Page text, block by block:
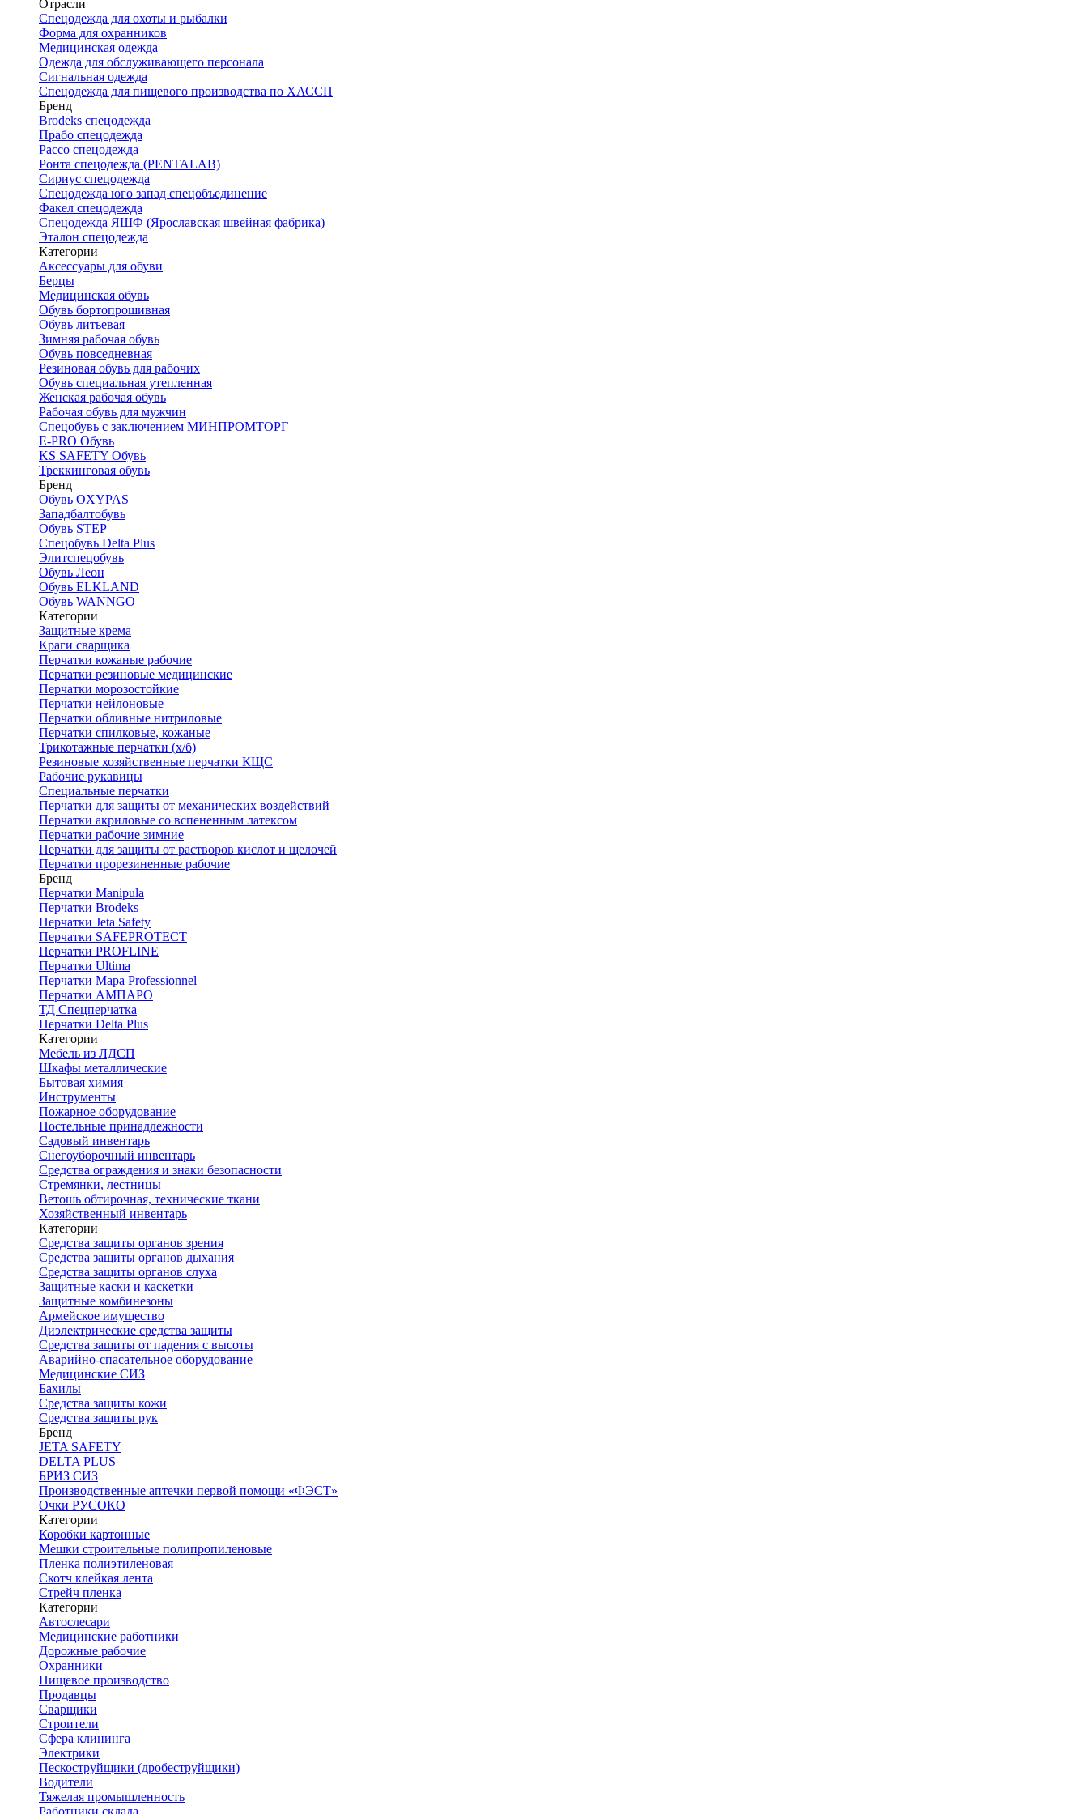
Отрасли
Спецодежда для охоты и рыбалки
Форма для охранников
Медицинская одежда
Одежда для обслуживающего персонала
Сигнальная одежда
Спецодежда для пищевого производства по ХАССП
Бренд
Brodeks спецодежда
Прабо спецодежда
Рассо спецодежда
Ронта спецодежда (PENTALAB)
Сириус спецодежда
Спецодежда юго запад спецобъединение
Факел спецодежда
Спецодежда ЯШФ (Ярославская швейная фабрика)
Эталон спецодежда
Категории
Аксессуары для обуви
Берцы
Медицинская обувь
Обувь бортопрошивная
Обувь литьевая
Зимняя рабочая обувь
Обувь повседневная
Резиновая обувь для рабочих
Обувь специальная утепленная
Женская рабочая обувь
Рабочая обувь для мужчин
Спецобувь с заключением МИНПРОМТОРГ
E-PRO Обувь
KS SAFETY Обувь
Треккинговая обувь
Бренд
Обувь OXYPAS
Западбалтобувь
Обувь STEP
Спецобувь Delta Plus
Элитспецобувь
Обувь Леон
Обувь ELKLAND
Обувь WANNGO
Категории
Защитные крема
Краги сварщика
Перчатки кожаные рабочие
Перчатки резиновые медицинские
Перчатки морозостойкие
Перчатки нейлоновые
Перчатки обливные нитриловые
Перчатки спилковые, кожаные
Трикотажные перчатки (х/б)
Резиновые хозяйственные перчатки КЩС
Рабочие рукавицы
Специальные перчатки
Перчатки для защиты от механических воздействий
Перчатки акриловые со вспененным латексом
Перчатки рабочие зимние
Перчатки для защиты от растворов кислот и щелочей
Перчатки прорезиненные рабочие
Бренд
Перчатки Manipula
Перчатки Brodeks
Перчатки Jeta Safety
Перчатки SAFEPROTECT
Перчатки PROFLINE
Перчатки Ultima
Перчатки Мара Professionnel
Перчатки АМПАРО
ТД Спецперчатка
Перчатки Delta Plus
Категории
Мебель из ЛДСП
Шкафы металлические
Бытовая химия
Инструменты
Пожарное оборудование
Постельные принадлежности
Садовый инвентарь
Снегоуборочный инвентарь
Средства ограждения и знаки безопасности
Стремянки, лестницы
Ветошь обтирочная, технические ткани
Хозяйственный инвентарь
Категории
Средства защиты органов зрения
Средства защиты органов дыхания
Средства защиты органов слуха
Защитные каски и каскетки
Защитные комбинезоны
Армейское имущество
Диэлектрические средства защиты
Средства защиты от падения с высоты
Аварийно-спасательное оборудование
Медицинские СИЗ
Бахилы
Средства защиты кожи
Средства защиты рук
Бренд
JETA SAFETY
DELTA PLUS
БРИЗ СИЗ
Производственные аптечки первой помощи «ФЭСТ»
Очки РУСОКО
Категории
Коробки картонные
Мешки строительные полипропиленовые
Пленка полиэтиленовая
Скотч клейкая лента
Стрейч пленка
Категории
Автослесари
Медицинские работники
Дорожные рабочие
Охранники
Пищевое производство
Продавцы
Сварщики
Строители
Сфера клининга
Электрики
Пескоструйщики (дробеструйщики)
Водители
Тяжелая промышленность
Работники склада